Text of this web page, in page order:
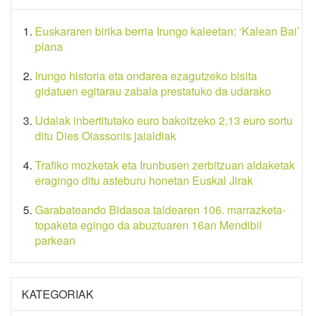
Euskararen birika berria Irungo kaleetan: ‘Kalean Bai’
plana
Irungo historia eta ondarea ezagutzeko bisita
gidatuen egitarau zabala prestatuko da udarako
Udalak inbertitutako euro bakoitzeko 2,13 euro sortu
ditu Dies Oiassonis jaialdiak
Trafiko mozketak eta Irunbusen zerbitzuan aldaketak
eragingo ditu asteburu honetan Euskal Jirak
Garabateando Bidasoa taldearen 106. marrazketa-
topaketa egingo da abuztuaren 16an Mendibil
parkean
KATEGORIAK